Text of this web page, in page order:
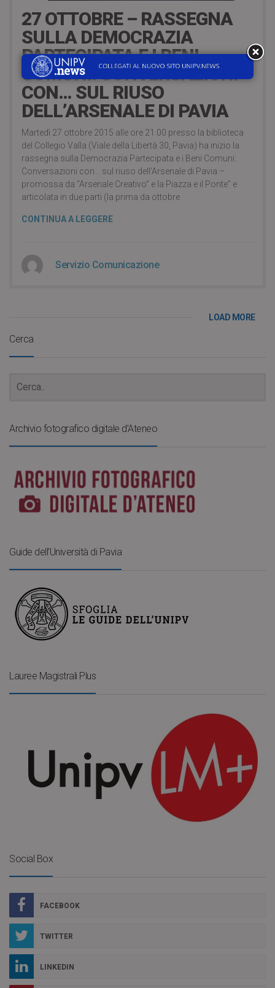
27 OTTOBRE – RASSEGNA
SULLA DEMOCRAZIA
PARTECIPATA E I BENI
COMUNI: CONVERSAZIONI
CON… SUL RIUSO
DELL’ARSENALE DI PAVIA
Martedì 27 ottobre 2015 alle ore 21.00 presso la biblioteca
del Collegio Valla (Viale della Libertà 30, Pavia) ha inizio la
rassegna sulla Democrazia Partecipata e i Beni Comuni:
Conversazioni con… sul riuso dell’Arsenale di Pavia –
promossa da “Arsenale Creativo” e la Piazza e il Ponte” e
articolata in due parti (la prima da ottobre
CONTINUA A LEGGERE
Servizio Comunicazione
LOAD MORE
Cerca
Archivio fotografico digitale d’Ateneo
Guide dell’Università di Pavia
Lauree Magistrali Plus
Social Box
FACEBOOK
TWITTER
LINKEDIN